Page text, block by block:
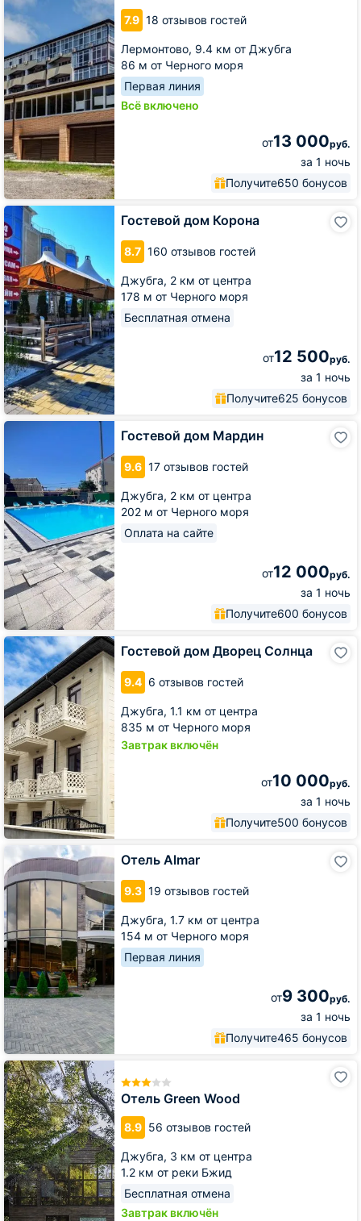
7.9 18 отзывов гостей
Лермонтово, 9.4 км от Джубга
86 м от Черного моря
Первая линия
Всё включено
от13 000руб.
за 1 ночь
Получите650 бонусов
бухта
Гостевой дом Корона
8.7 160 отзывов гостей
Джубга, 2 км от центра
178 м от Черного моря
Бесплатная отмена
от12 500руб.
за 1 ночь
Получите625 бонусов
Гостевой
дом
Корона
Гостевой дом Мардин
9.6 17 отзывов гостей
Джубга, 2 км от центра
202 м от Черного моря
Оплата на сайте
от12 000руб.
за 1 ночь
Получите600 бонусов
Гостевой
Гостевой дом Дворец Солнца
9.4 6 отзывов гостей
Джубга, 1.1 км от центра
835 м от Черного моря
Завтрак включён
от10 000руб.
за 1 ночь
Получите500 бонусов
Гостевой
дом
Дворец
Солнца
Отель Almar
9.3 19 отзывов гостей
Джубга, 1.7 км от центра
154 м от Черного моря
Первая линия
от9 300руб.
за 1 ночь
Получите465 бонусов
Отель
Almar
Отель Green Wood
8.9 56 отзывов гостей
Джубга, 3 км от центра
1.2 км от реки Бжид
Бесплатная отмена
Завтрак включён
Отель
Green
Wood